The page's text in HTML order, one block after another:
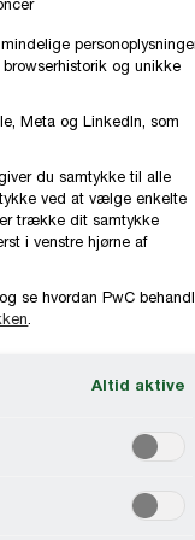
kræver store
der etableres
og
anlæg og
kan lagres.
lang række
vil følge i de
2025 åbnes et
bliver
ind til og videre
i kommuner
jyske
og unikke
Meta og LinkedIn, som
du samtykke til alle
ved at vælge enkelte
trække dit samtykke
i venstre hjørne af
, og se hvordan PwC
Altid aktive